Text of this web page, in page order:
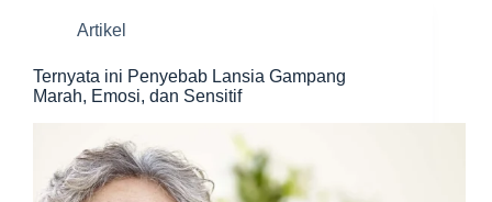
Artikel
Ternyata ini Penyebab Lansia Gampang
Marah, Emosi, dan Sensitif